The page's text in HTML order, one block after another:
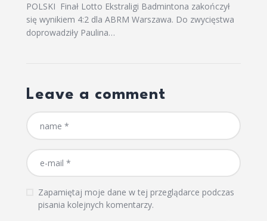
POLSKI Finał Lotto Ekstraligi Badmintona zakończył
się wynikiem 4:2 dla ABRM Warszawa. Do zwycięstwa
doprowadziły Paulina…
Leave a comment
Zapamiętaj moje dane w tej przeglądarce podczas
pisania kolejnych komentarzy.